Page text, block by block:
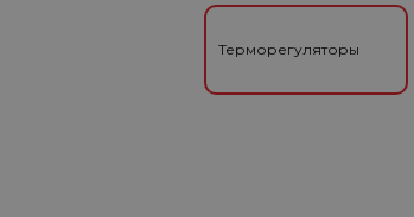
Терморегуляторы